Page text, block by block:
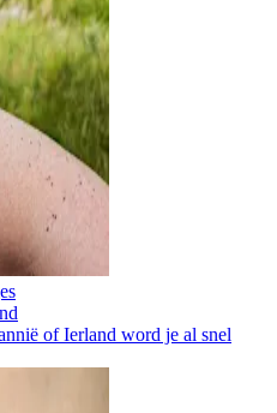
of Ierland word je al snel